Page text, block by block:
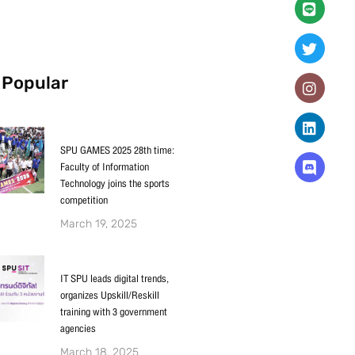
SPU GAMES 2025 28th time:
Faculty of Information
Technology joins the sports
competition
March 19, 2025
IT SPU leads digital trends,
organizes Upskill/Reskill
training with 3 government
agencies